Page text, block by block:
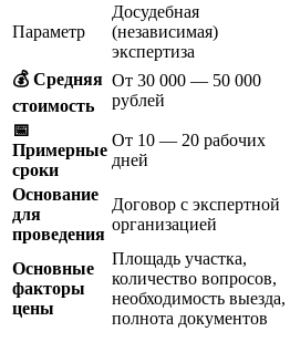
Параметр
Досудебная
(независимая)
экспертиза
💰 Средняя
стоимость
От 30 000 — 50 000
рублей
📅
Примерные
сроки
От 10 — 20 рабочих
дней
Основание
для
проведения
Договор с экспертной
организацией
Основные
факторы
цены
Площадь участка,
количество вопросов,
необходимость выезда,
полнота документов